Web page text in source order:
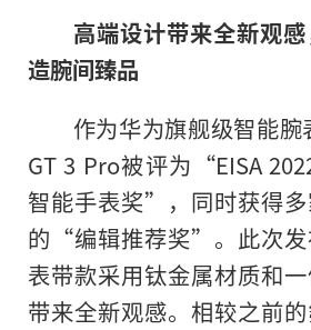
高端设计带来全新观感
造腕间臻品
作为华为旗舰级智能腕
GT 3 Pro被评为“EISA
智能手表奖”，同时获得
的“编辑推荐奖”。此次发
表带款采用钛金属材质和一
带来全新观感。相较之前